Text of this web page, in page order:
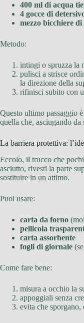
400 ml di acqua
4 gocce di
mezzo bicchiere di
Metodo:
intingi o spruzza la
pulisci a strisce
la direzione della
rifinisci subito con
Questo ultimo passaggio
quella che, asciugando da
La barriera protettiva:
Eccolo, il trucco che
asciutto, rivesti la parte
sostituire in un attimo.
Puoi usare:
carta da forno
pellicola
carta assorbente
fogli di giornale
Come fare bene:
misura a occhio la
appoggiali senza
evita che sporgano,